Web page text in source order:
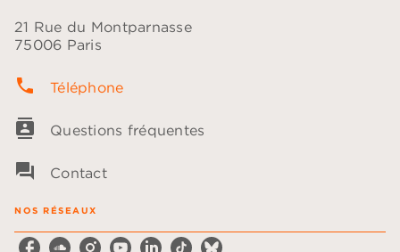
21 Rue du Montparnasse
75006 Paris
phone Téléphone
contacts Questions fréquentes
question_answer Contact
NOS RÉSEAUX